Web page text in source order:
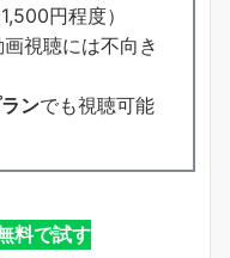
円程度）
視聴には不向き
ンでも視聴可能
料で試す